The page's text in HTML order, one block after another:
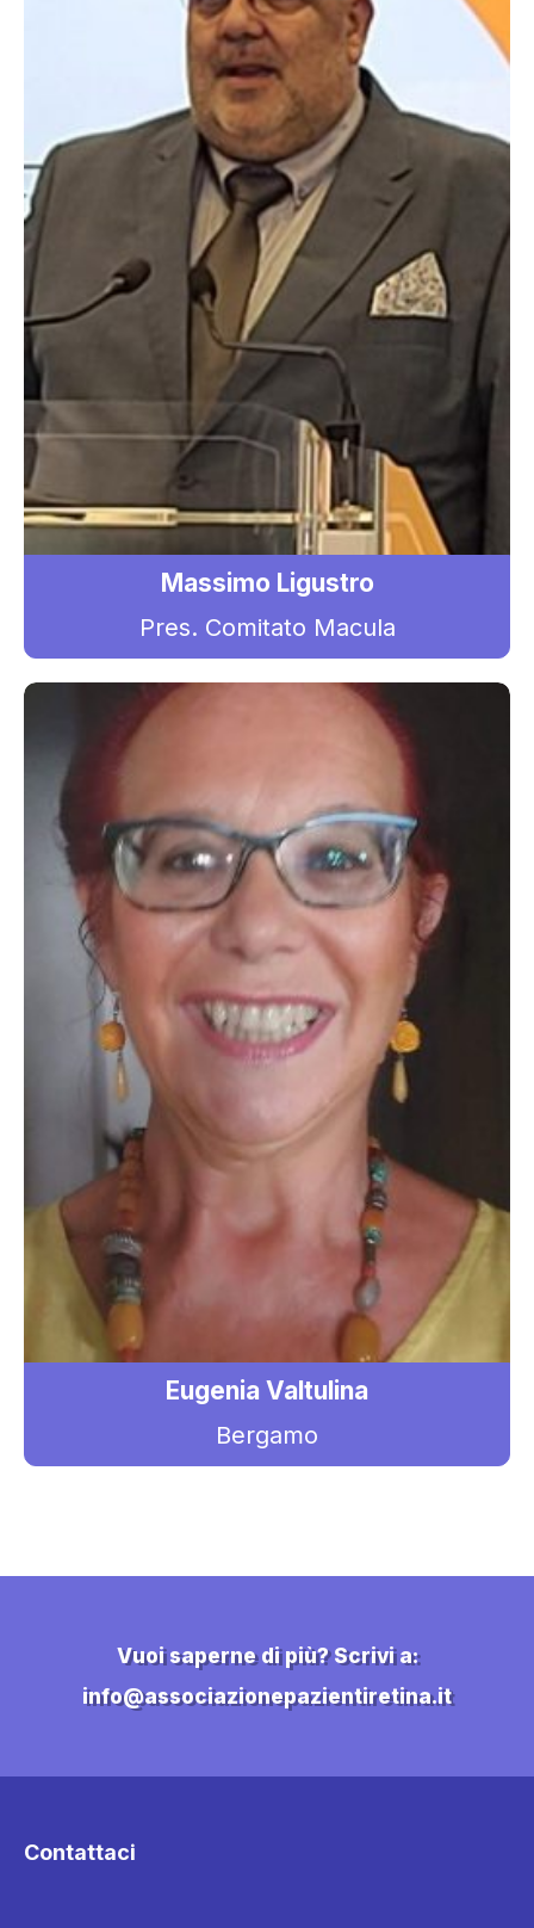
Massimo Ligustro
Pres. Comitato Macula
Eugenia Valtulina
Bergamo
Vuoi saperne di più? Scrivi a:
info@associazionepazientiretina.it
Contattaci